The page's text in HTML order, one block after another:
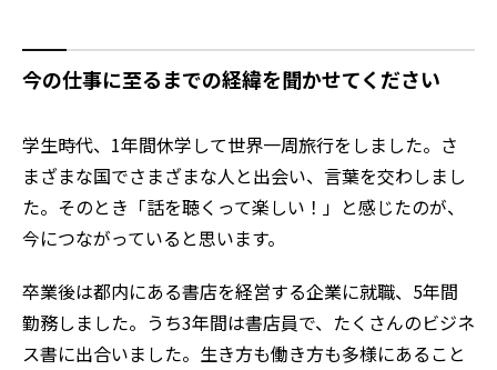
今の仕事に至るまでの経緯を聞かせてください
学生時代、1年間休学して世界一周旅行をしました。さ
まざまな国でさまざまな人と出会い、言葉を交わしまし
た。そのとき「話を聴くって楽しい！」と感じたのが、
今につながっていると思います。
卒業後は都内にある書店を経営する企業に就職、5年間
勤務しました。うち3年間は書店員で、たくさんのビジネ
ス書に出合いました。生き方も働き方も多様にあること